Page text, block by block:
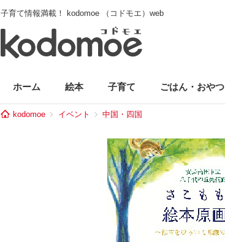
子育て情報満載！ kodomoe （コドモエ）web
ホーム 絵本 子育て ごはん・おやつ
kodomoe イベント 中国・四国